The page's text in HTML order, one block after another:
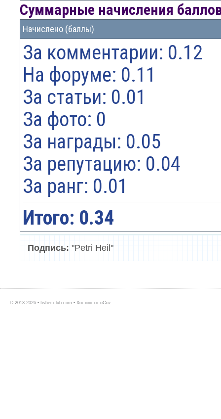
Суммарные начисления
Начислено (баллы)
За комментарии: 0.12
На форуме: 0.11
За статьи: 0.01
За фото: 0
За награды: 0.05
За репутацию: 0.04
За ранг: 0.01
Итого: 0.34
Подпись: "Petri Heil"
© 2013-2026 • fisher-club.com • Хостинг от uCoz